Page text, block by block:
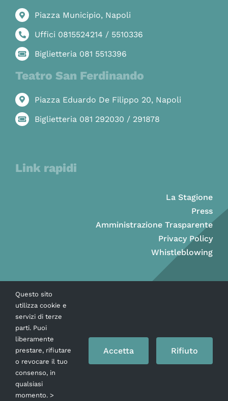
Piazza Municipio, Napoli
Uffici 0815524214 / 5510336
Biglietteria 081 5513396
Teatro San Ferdinando
Piazza Eduardo De Filippo 20, Napoli
Biglietteria 081 292030 / 291878
Link rapidi
La Stagione
Press
Amministrazione Trasparente
Privacy Policy
Whistleblowing
Copyright © Ass. Teatro Stabile della Città di Napoli 2026
Questo sito
utilizza cookie e
servizi di terze
parti. Puoi
liberamente
prestare, rifiutare
o revocare il tuo
consenso, in
qualsiasi
momento. >
Accetta Rifiuto